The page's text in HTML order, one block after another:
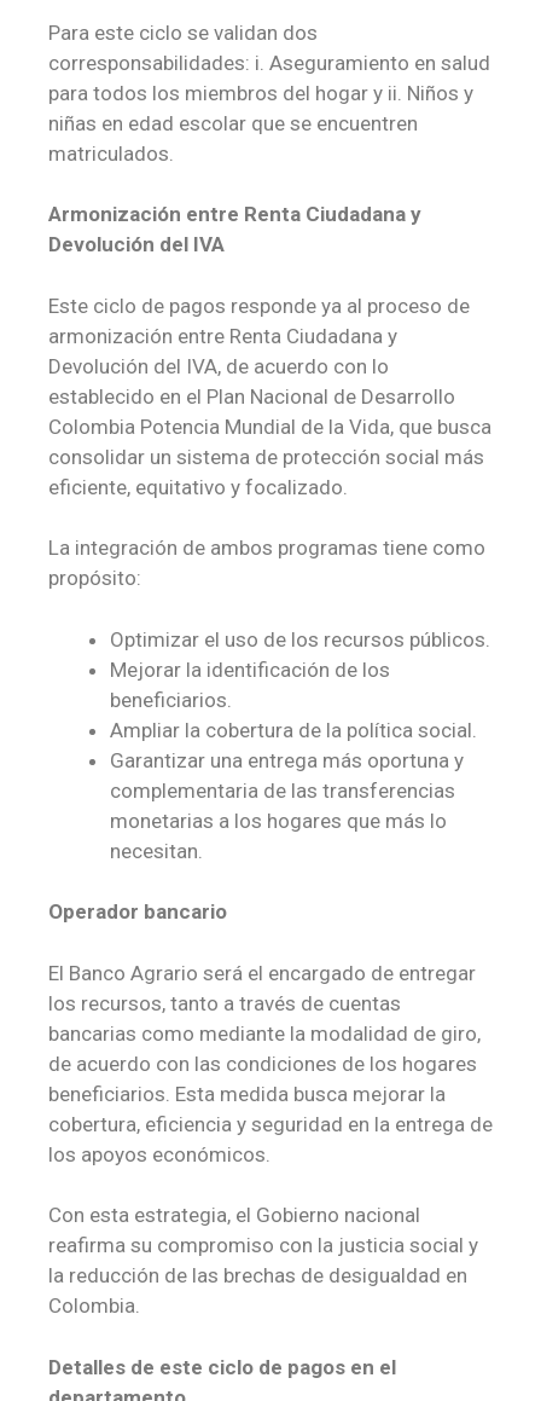
Para este ciclo se validan dos
corresponsabilidades: i. Aseguramiento en salud
para todos los miembros del hogar y ii. Niños y
niñas en edad escolar que se encuentren
matriculados.
Armonización entre Renta Ciudadana y
Devolución del IVA
Este ciclo de pagos responde ya al proceso de
armonización entre Renta Ciudadana y
Devolución del IVA, de acuerdo con lo
establecido en el Plan Nacional de Desarrollo
Colombia Potencia Mundial de la Vida, que busca
consolidar un sistema de protección social más
eficiente, equitativo y focalizado.
La integración de ambos programas tiene como
propósito:
Optimizar el uso de los recursos públicos.
Mejorar la identificación de los
beneficiarios.
Ampliar la cobertura de la política social.
Garantizar una entrega más oportuna y
complementaria de las transferencias
monetarias a los hogares que más lo
necesitan.
Operador bancario
El Banco Agrario será el encargado de entregar
los recursos, tanto a través de cuentas
bancarias como mediante la modalidad de giro,
de acuerdo con las condiciones de los hogares
beneficiarios. Esta medida busca mejorar la
cobertura, eficiencia y seguridad en la entrega de
los apoyos económicos.
Con esta estrategia, el Gobierno nacional
reafirma su compromiso con la justicia social y
la reducción de las brechas de desigualdad en
Colombia.
Detalles de este ciclo de pagos en el